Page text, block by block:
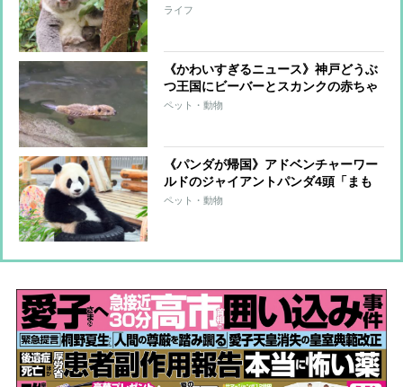
「実はすごく飛ぶ」「1日20時間寝
ライフ
《かわいすぎるニュース》神戸どうぶ
つ王国にビーバーとスカンクの赤ちゃ
ん誕生！“モフモフすくすく”な貴重写
ペット・動物
《パンダが帰国》アドベンチャーワー
ルドのジャイアントパンダ4頭「まも
なく中国へ」飼育員が涙で綴った「贈
ペット・動物